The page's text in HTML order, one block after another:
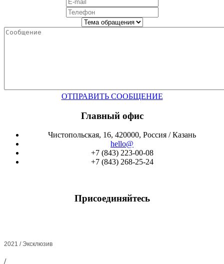
ОТПРАВИТЬ СООБЩЕНИЕ
Главный офис
Чистопольская, 16, 420000, Россия / Казань
hello@
+7 (843) 223-00-08
+7 (843) 268-25-24
Присоединяйтесь
2021 / Эксклюзив
/